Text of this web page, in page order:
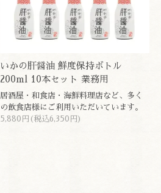
いかの肝醤油 鮮度保持ボトル
200ml 10本セット 業務用
居酒屋・和食店・海鮮料理店など、多く
の飲食店様にご利用いただいています。
5,880円(税込6,350円)